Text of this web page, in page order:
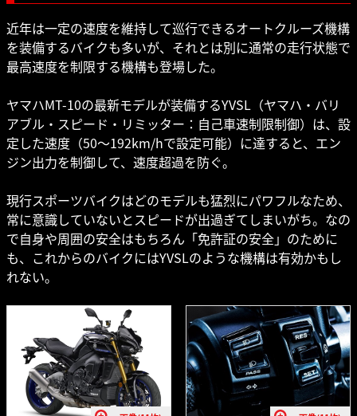
近年は一定の速度を維持して巡行できるオートクルーズ機構
を装備するバイクも多いが、それとは別に通常の走行状態で
最高速度を制限する機構も登場した。
ヤマハMT-10の最新モデルが装備するYVSL（ヤマハ・バリ
アブル・スピード・リミッター：自己車速制限制御）は、設
定した速度（50～192km/hで設定可能）に達すると、エン
ジン出力を制御して、速度超過を防ぐ。
現行スポーツバイクはどのモデルも猛烈にパワフルなため、
常に意識していないとスピードが出過ぎてしまいがち。なの
で自身や周囲の安全はもちろん「免許証の安全」のために
も、これからのバイクにはYVSLのような機構は有効かもし
れない。